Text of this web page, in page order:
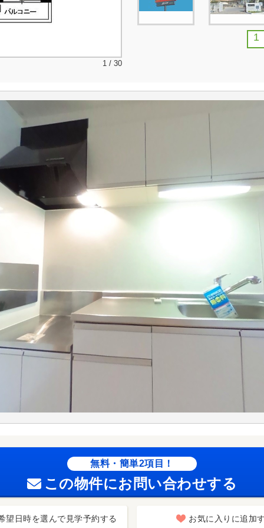
1 / 30
1
無料・簡単2項目！
この物件にお問い合わせする
望日時を選んで見学予約する お気に入りに追加